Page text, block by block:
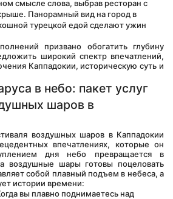
смысле слова, выбрав ресторан с
Панорамный вид на город в
турецкой едой сделают ужин
широкий спектр впечатлений,
Каппадокии, историческую суть и
в небо: пакет услуг
шаров в
впечатлениях, которые он
дня небо превращается в
воздушные шары готовы поцеловать
собой плавный подъем в небеса, а
истории времени:
вы плавно поднимаетесь над